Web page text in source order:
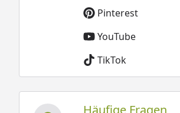
Pinterest
YouTube
TikTok